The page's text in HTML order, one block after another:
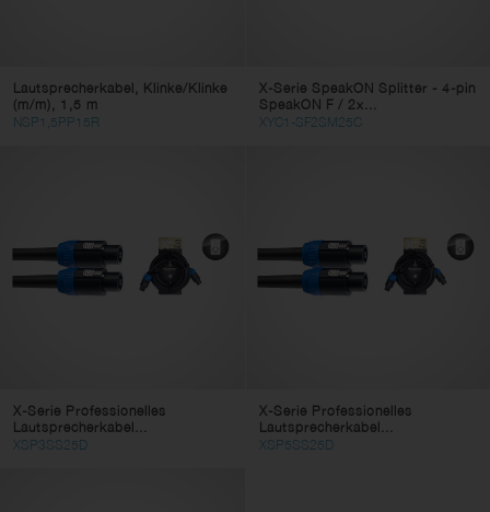
Lautsprecherkabel, Klinke/Klinke
(m/m), 1,5 m
NSP1,5PP15R
X-Serie SpeakON Splitter - 4-pin
SpeakON F / 2x...
XYC1-SF2SM25C
X-Serie Professionelles
Lautsprecherkabel...
XSP3SS25D
X-Serie Professionelles
Lautsprecherkabel...
XSP5SS25D